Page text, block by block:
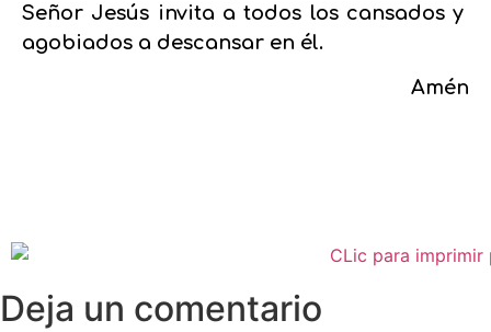
Señor Jesús invita a todos los cansados y
agobiados a descansar en él.
Amén
Deja un comentario